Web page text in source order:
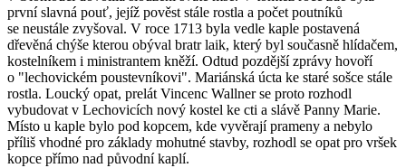
první slavná pouť, jejíž pověst stále rostla a počet poutníků
se neustále zvyšoval. V roce 1713 byla vedle kaple postavená
dřevěná chýše kterou obýval bratr laik, který byl současně hlídačem,
kostelníkem i ministrantem kněží. Odtud pozdější zprávy hovoří
o "lechovickém poustevníkovi". Mariánská úcta ke staré sošce stále
rostla. Loucký opat, prelát Vincenc Wallner se proto rozhodl
vybudovat v Lechovicích nový kostel ke cti a slávě Panny Marie.
Místo u kaple bylo pod kopcem, kde vyvěrají prameny a nebylo
příliš vhodné pro základy mohutné stavby, rozhodl se opat pro vršek
kopce přímo nad původní kaplí.